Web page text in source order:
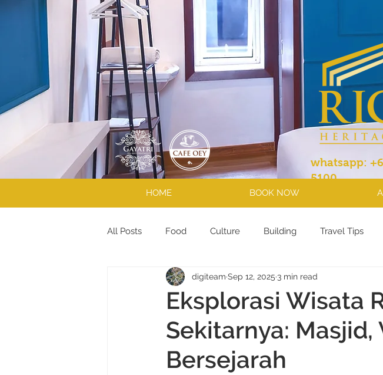
HOME BOOK NOW
whatsapp:
5100
All Posts Food Culture Building Travel Tips
Eksplorasi Wisata
Sekitarnya: Masjid,
Bersejarah
digiteam Sep 12, 2025 3 min read